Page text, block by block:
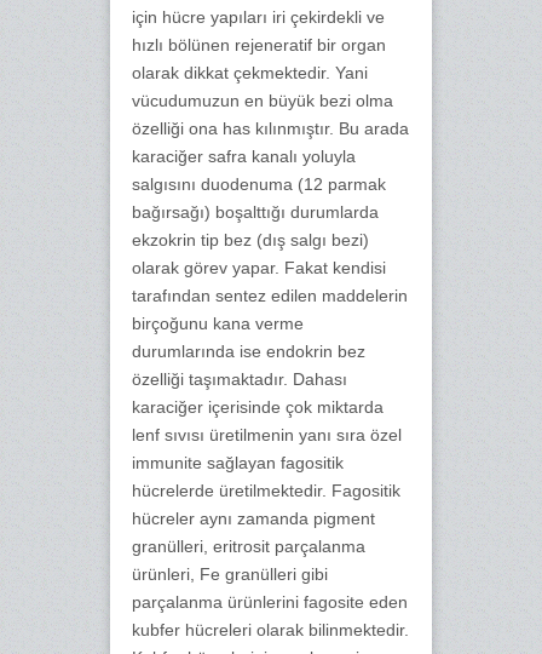
için hücre yapıları iri çekirdekli ve
hızlı bölünen rejeneratif bir organ
olarak dikkat çekmektedir. Yani
vücudumuzun en büyük bezi olma
özelliği ona has kılınmıştır. Bu arada
karaciğer safra kanalı yoluyla
salgısını duodenuma (12 parmak
bağırsağı) boşalttığı durumlarda
ekzokrin tip bez (dış salgı bezi)
olarak görev yapar. Fakat kendisi
tarafından sentez edilen maddelerin
birçoğunu kana verme
durumlarında ise endokrin bez
özelliği taşımaktadır. Dahası
karaciğer içerisinde çok miktarda
lenf sıvısı üretilmenin yanı sıra özel
immunite sağlayan fagositik
hücrelerde üretilmektedir. Fagositik
hücreler aynı zamanda pigment
granülleri, eritrosit parçalanma
ürünleri, Fe granülleri gibi
parçalanma ürünlerini fagosite eden
kubfer hücreleri olarak bilinmektedir.